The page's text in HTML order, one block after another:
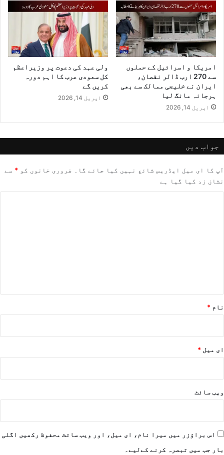
امریکا و اسرائیل کے حملوں
سے 270 ارب ڈالر نقصان،
ایران نے خلیجی ممالک سے بھی
ہرجانہ مانگ لیا
اپریل 14, 2026
ولی عہد کی دعوت پر وزیراعظم
کل سعودی عرب کا اہم دورہ
کریں گے
اپریل 14, 2026
جواب دیں
آپ کا ای میل ایڈریس شائع نہیں کیا جائے گا۔ ضروری خانوں کو * سے
نشان زد کیا گیا ہے
نام *
ای میل *
ویب‌ سائٹ
اس براؤزر میں میرا نام، ای میل، اور ویب سائٹ محفوظ رکھیں اگلی
بار جب میں تبصرہ کرنے کےلیے۔